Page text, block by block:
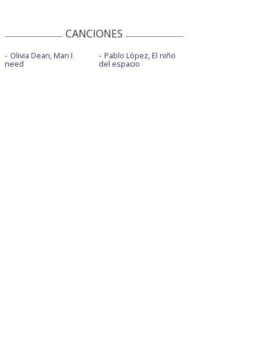
CANCIONES
Olivia Dean, Man I
need
Pablo López, El niño
del espacio